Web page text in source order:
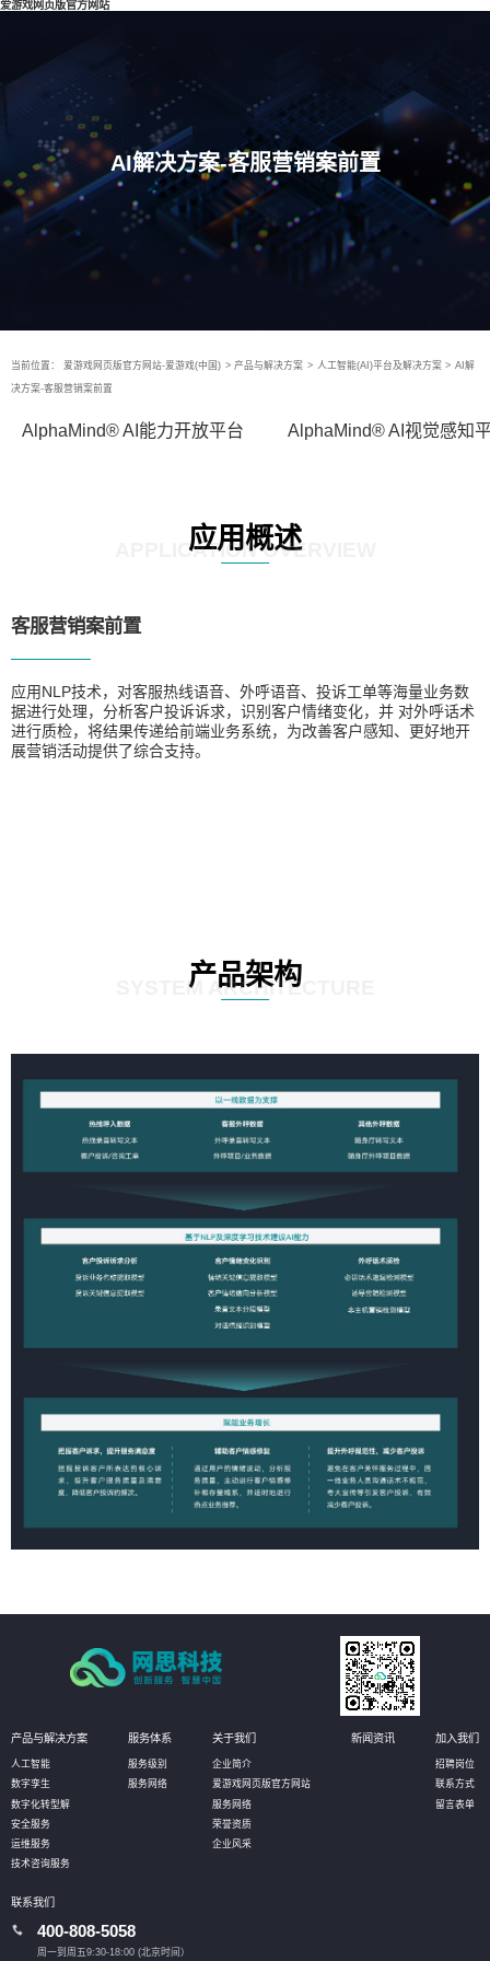
爱游戏网页版官方网站
AI解决方案-客服营销案前置
当前位置： 爱游戏网页版官方网站-爱游戏(中国) > 产品与解决方案 > 人工智能(AI)平台及解决方案 > AI解
决方案-客服营销案前置
AlphaMind® AI能力开放平台 AlphaMind® AI视觉感知
应用概述
APPLICATION OVERVIEW
客服营销案前置
应用NLP技术，对客服热线语音、外呼语音、投诉工单等海量业务数
据进行处理，分析客户投诉诉求，识别客户情绪变化，并 对外呼话术
进行质检，将结果传递给前端业务系统，为改善客户感知、更好地开
展营销活动提供了综合支持。
产品架构
SYSTEM ARCHITECTURE
产品与解决方案
人工智能
数字孪生
数字化转型解
安全服务
运维服务
技术咨询服务
服务体系
服务级别
服务网络
关于我们
企业简介
爱游戏网页版官方网站
服务网络
荣誉资质
企业风采
新闻资讯 加入我们
招聘岗位
联系方式
留言表单
联系我们
400-808-5058
周一到周五9:30-18:00 (北京时间）